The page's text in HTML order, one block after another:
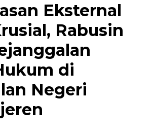
Eksternal
Rabusin
di
Negeri